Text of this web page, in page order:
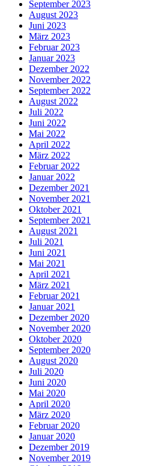
September 2023
August 2023
Juni 2023
März 2023
Februar 2023
Januar 2023
Dezember 2022
November 2022
September 2022
August 2022
Juli 2022
Juni 2022
Mai 2022
April 2022
März 2022
Februar 2022
Januar 2022
Dezember 2021
November 2021
Oktober 2021
September 2021
August 2021
Juli 2021
Juni 2021
Mai 2021
April 2021
März 2021
Februar 2021
Januar 2021
Dezember 2020
November 2020
Oktober 2020
September 2020
August 2020
Juli 2020
Juni 2020
Mai 2020
April 2020
März 2020
Februar 2020
Januar 2020
Dezember 2019
November 2019